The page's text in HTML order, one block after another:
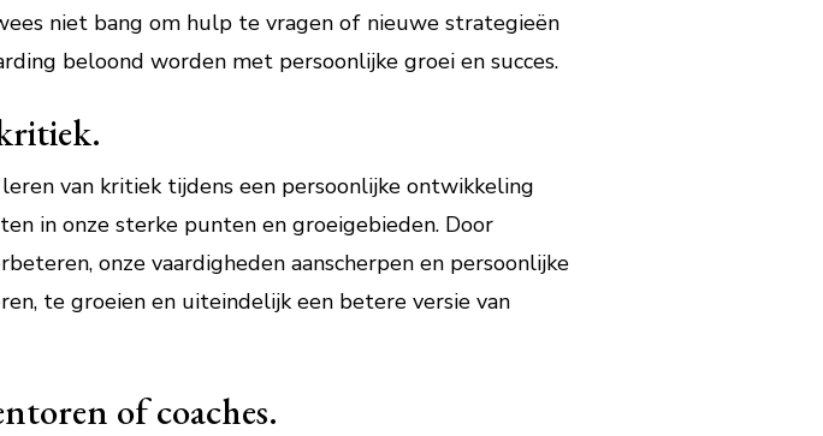
niet bang om hulp te vragen of nieuwe strategieën
beloond worden met persoonlijke groei en succes.
van kritiek tijdens een persoonlijke ontwikkeling
in onze sterke punten en groeigebieden. Door
onze vaardigheden aanscherpen en persoonlijke
te groeien en uiteindelijk een betere versie van
of coaches.